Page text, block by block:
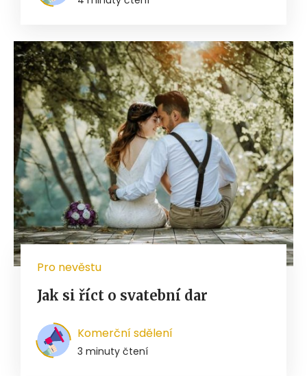
Pro nevěstu
Jak si říct o svatební dar
Komerční sdělení
3 minuty čtení